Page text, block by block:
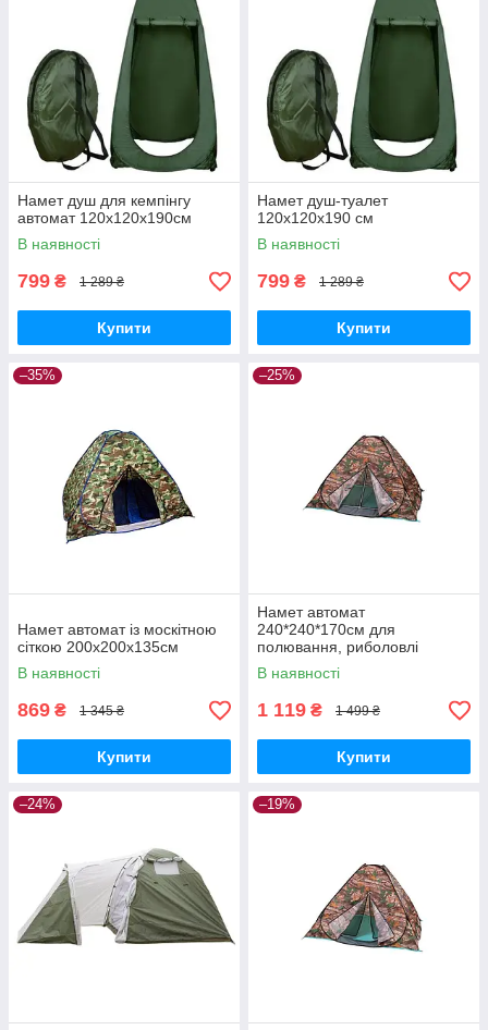
Намет душ для кемпінгу
автомат 120x120x190см
В наявності
799 ₴ 1 289 ₴
Купити
Намет душ-туалет
120x120x190 см
В наявності
799 ₴ 1 289 ₴
Купити
–35%
Намет автомат із москітною
сіткою 200x200x135см
В наявності
869 ₴ 1 345 ₴
Купити
–25%
Намет автомат
240*240*170см для
полювання, риболовлі
туризму
В наявності
1 119 ₴ 1 499 ₴
Купити
–24% –19%